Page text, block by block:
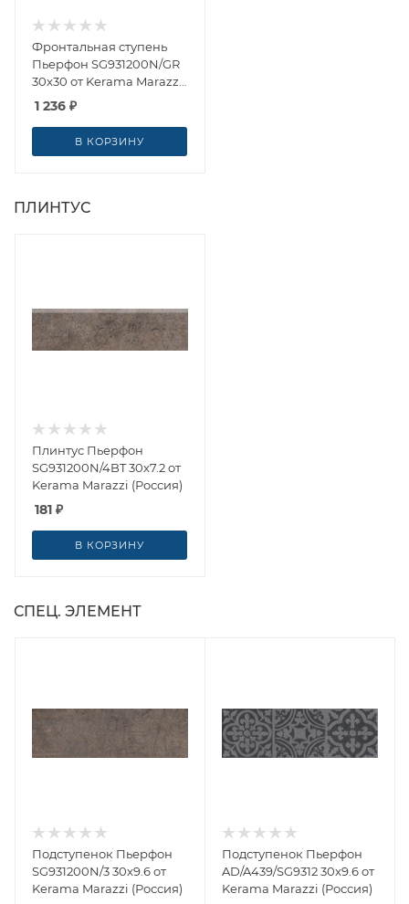
Фронтальная ступень
Пьерфон SG931200N/GR
30x30 от Kerama Marazzi
(Россия)
1 236 ₽
В КОРЗИНУ
ПЛИНТУС
Плинтус Пьерфон
SG931200N/4BT 30x7.2 от
Kerama Marazzi (Россия)
181 ₽
В КОРЗИНУ
СПЕЦ. ЭЛЕМЕНТ
Подступенок Пьерфон
SG931200N/3 30x9.6 от
Kerama Marazzi (Россия)
Подступенок Пьерфон
AD/A439/SG9312 30x9.6 от
Kerama Marazzi (Россия)